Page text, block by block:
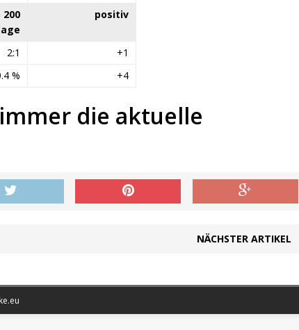
positiv
2:1
+1
% +4
die aktuelle
NÄCHSTER ARTIKEL